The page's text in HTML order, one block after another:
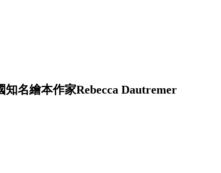
知名繪本作家Rebecca Dautremer